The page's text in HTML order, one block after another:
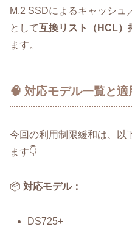
M.2 SSDによるキャッシュ
として互換リスト（HCL）
ます。
🧠 対応モデル一覧と適
今回の利用制限緩和は、以
ます👇
📦 対応モデル：
DS725+